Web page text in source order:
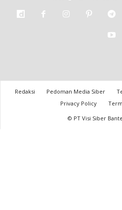
Redaksi Pedoman Media Siber
Privacy Policy
© PT Visi Siber